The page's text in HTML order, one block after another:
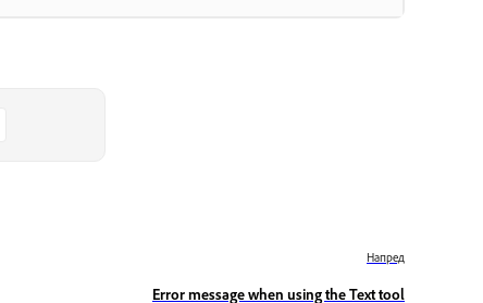
Напред
Error message when using the Text tool